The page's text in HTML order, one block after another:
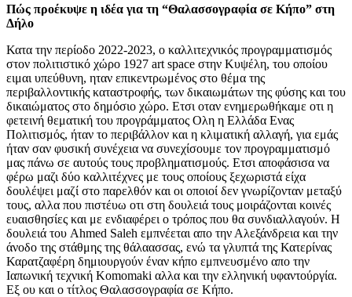
Πώς προέκυψε η ιδέα για τη “Θαλασσογραφία σε Κήπο” στη
Δήλο
Κατα την περίοδο 2022-2023, ο καλλιτεχνικός προγραμματισμός
στον πολιτιστικό χώρο 1927 art space στην Κυψέλη, του οποίου
ειμαι υπεύθυνη, ηταν επικεντρωμένος στο θέμα της
περιβαλλοντικής καταστροφής, των δικαιωμάτων της φύσης και του
δικαιώματος στο δημόσιο χώρο. Ετσι οταν ενημερωθήκαμε οτι η
φετεινή θεματική του προγράμματος Ολη η Ελλάδα Ενας
Πολιτισμός, ήταν το περιβάλλον και η κλιματική αλλαγή, για εμάς
ήταν σαν φυσική συνέχεια να συνεχίσουμε τον προγραμματισμό
μας πάνω σε αυτούς τους προβληματισμούς. Ετσι αποφάσισα να
φέρω μαζι δύο καλλιτέχνες με τους οποίους ξεχωριστά είχα
δουλέψει μαζί στο παρελθόν και οι οποιοί δεν γνωρίζονταν μεταξύ
τους, αλλα που πιστέυω οτι στη δουλειά τους μοιράζονται κοινές
ευαισθησίες και με ενδιαφέρει ο τρόπος που θα συνδιαλλαγούν. Η
δουλειά του Ahmed Saleh εμπνέεται απο την Αλεξάνδρεια και την
άνοδο της στάθμης της θάλαασσας, ενώ τα γλυπτά της Κατερίνας
Καρατζαφέρη δημιουργούν έναν κήπο εμπνευσμένο απο την
Ιαπωνική τεχνική Komomaki αλλα και την ελληνική υφαντούργία.
Εξ ου και ο τίτλος Θαλασσογραφία σε Κήπο.